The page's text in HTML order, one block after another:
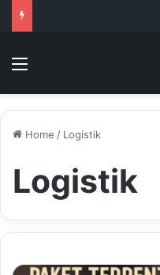
Menu
Home / Logistik
Logistik